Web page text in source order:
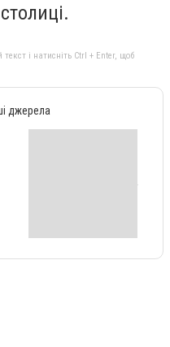
і натисніть Ctrl + Enter, щоб
джерела